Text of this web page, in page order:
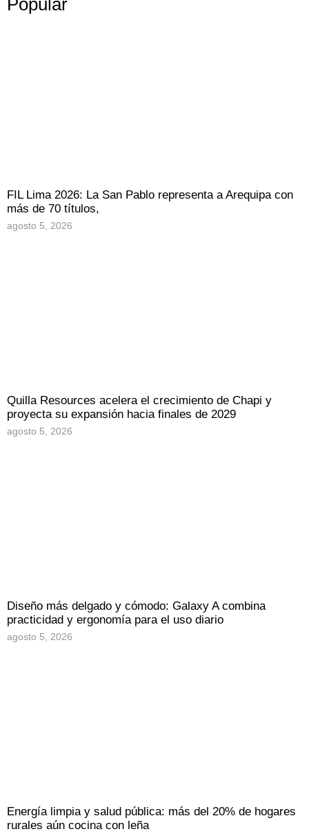
Popular
FIL Lima 2026: La San Pablo representa a Arequipa con
más de 70 títulos,
agosto 5, 2026
Quilla Resources acelera el crecimiento de Chapi y
proyecta su expansión hacia finales de 2029
agosto 5, 2026
Diseño más delgado y cómodo: Galaxy A combina
practicidad y ergonomía para el uso diario
agosto 5, 2026
Energía limpia y salud pública: más del 20% de hogares
rurales aún cocina con leña